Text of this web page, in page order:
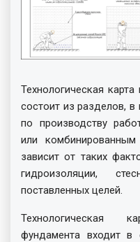
Технологическая
состоит из разделов,
по производству
или
зависит от таких
гидроизоляции,
поставленных целей.
Технологическая
фундамента входит в